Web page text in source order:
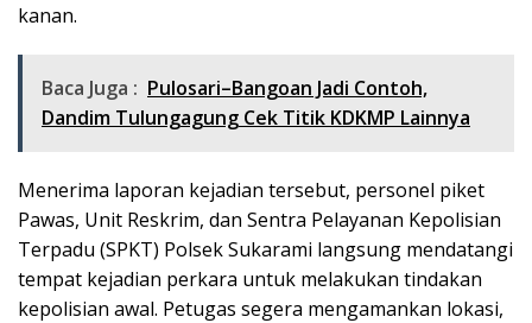
kanan.
Baca Juga : Pulosari–Bangoan Jadi Contoh,
Dandim Tulungagung Cek Titik KDKMP Lainnya
Menerima laporan kejadian tersebut, personel piket
Pawas, Unit Reskrim, dan Sentra Pelayanan Kepolisian
Terpadu (SPKT) Polsek Sukarami langsung mendatangi
tempat kejadian perkara untuk melakukan tindakan
kepolisian awal. Petugas segera mengamankan lokasi,